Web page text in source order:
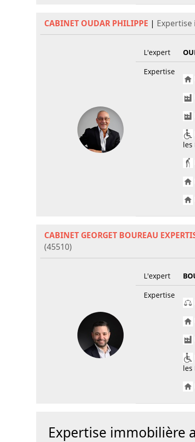
CABINET OUDAR PHILIPPE | Expertise
L'expert
Expertise
les
CABINET GEORGET BOUREAU
(45510)
L'expert
Expertise
les
Expertise immobilière